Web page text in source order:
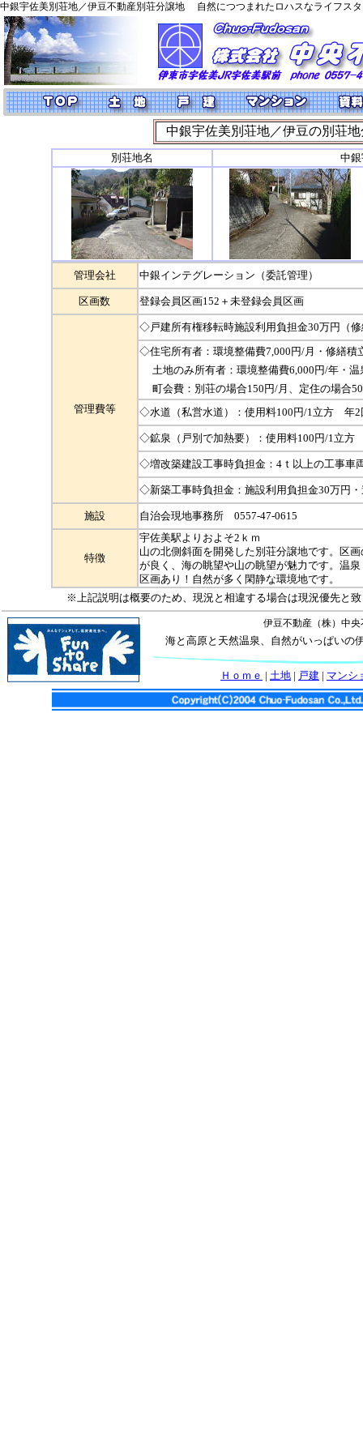
中銀宇佐美別荘地／伊豆不動産別荘分譲地 自然につつまれたロハスなライフス
中銀宇佐美別荘地／伊豆の別荘
別荘地名 中
管理会社 中銀インテグレーション（委託管理）
区画数 登録会員区画152＋未登録会員区画
管理費等
◇戸建所有権移転時施設利用負担金30万円（
◇住宅所有者：環境整備費7,000円/月・修繕積
土地のみ所有者：環境整備費6,000円/年・温
町会費：別荘の場合150円/月、定住の場合
◇水道（私営水道）：使用料100円/1立方 年2
◇鉱泉（戸別で加熱要）：使用料100円/1立方
◇増改築建設工事時負担金：4ｔ以上の工事車
◇新築工事時負担金：施設利用負担金30万円
施設 自治会現地事務所 0557-47-0615
特徴
宇佐美駅よりおよそ2ｋｍ
山の北側斜面を開発した別荘分譲地です。区
が良く、海の眺望や山の眺望が魅力です。温
区画あり！自然が多く閑静な環境地です。
※上記説明は概要のため、現況と相違する場合は現況優先と
伊豆不動産（株）中
海と高原と天然温泉、自然がいっぱいの
Ｈｏｍｅ | 土地 | 戸建 | マンシ